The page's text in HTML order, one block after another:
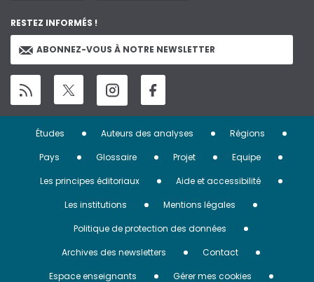
RESTEZ INFORMÉS !
ABONNEZ-VOUS À NOTRE NEWSLETTER
Menu
Pied
page
Études Auteurs des analyses
Régions
Pays
Glossaire Projet
Equipe
Les principes éditoriaux
Aide et accessibilité
Les institutions
Mentions légales
Politique de protection des données
Archives des newsletters
Contact
Espace enseignants
Gérer mes cookies